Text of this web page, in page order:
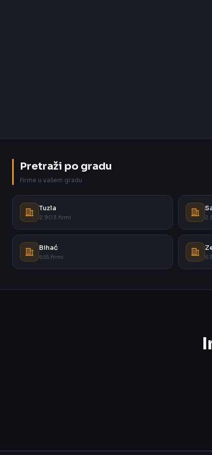
Pretraži po gradu
Firme u vašem gradu
Tuzla
2.903 firmi
Bihać
655 firmi